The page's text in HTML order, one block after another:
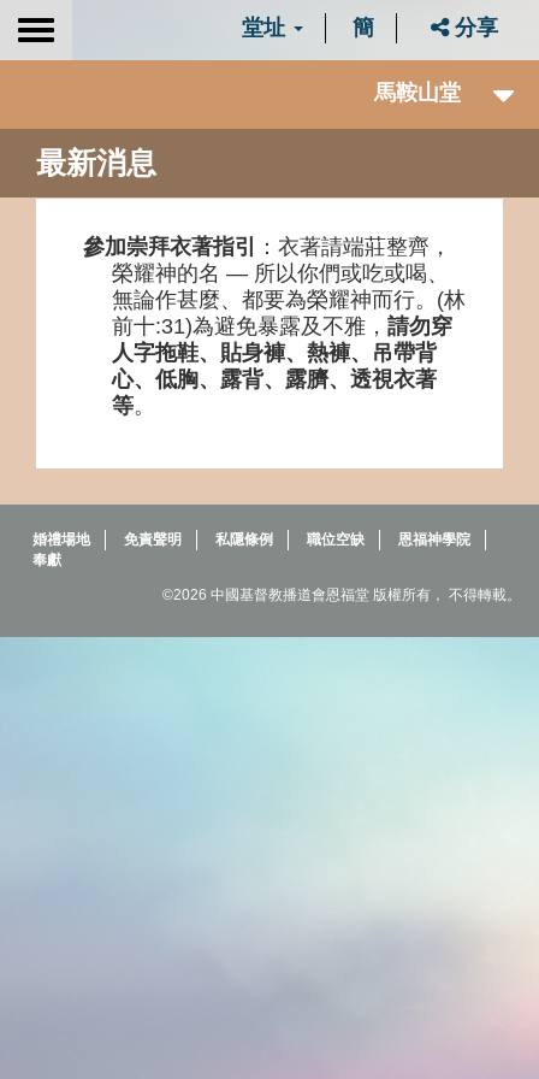
Toggle
堂址 簡 分享
馬鞍山堂
最新消息
參加崇拜衣著指引
：衣著請端莊整齊，
榮耀神的名 — 所以你們或吃或喝、
無論作甚麼、都要為榮耀神而行。(林
前十:31)為避免暴露及不雅，請勿穿
人字拖鞋、貼身褲、熱褲、吊帶背
心、低胸、露背、露臍、透視衣著
等。
婚禮場地 免責聲明 私隱條例 職位空缺
恩福神學院
奉獻
©2026 中國基督教播道會恩福堂 版權所有， 不得轉載。